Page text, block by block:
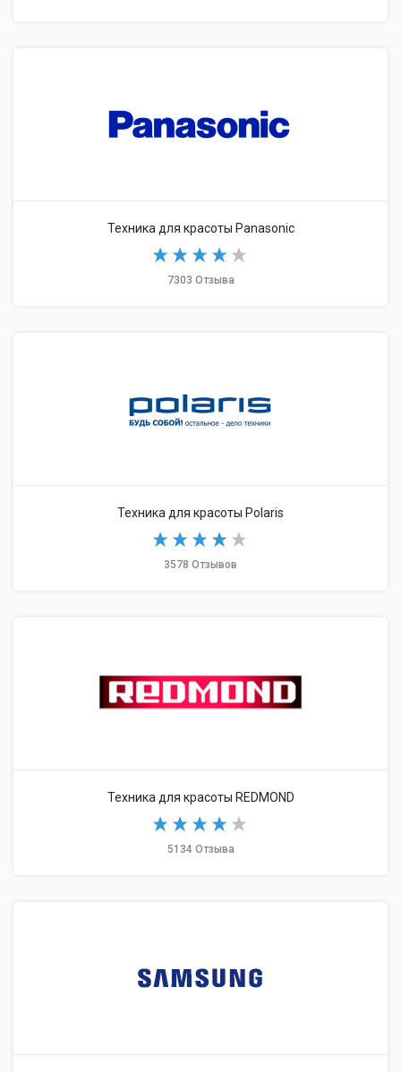
Техника для красоты Panasonic
7303 Отзыва
Техника для красоты Polaris
3578 Отзывов
Техника для красоты REDMOND
5134 Отзыва